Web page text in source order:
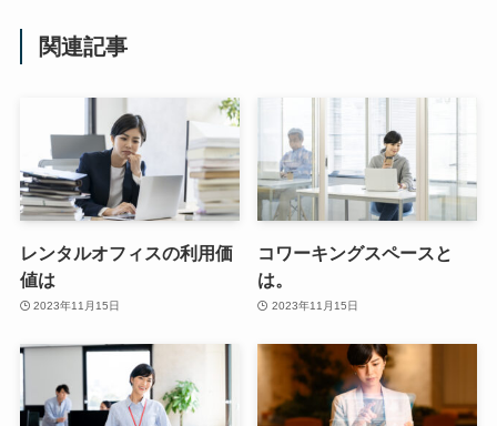
関連記事
レンタルオフィスの利用価
値は
2023年11月15日
コワーキングスペースと
は。
2023年11月15日